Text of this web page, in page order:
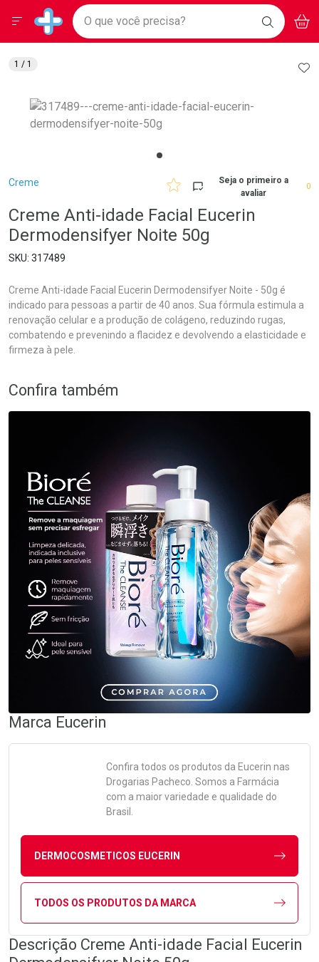
Drogarias Pacheco
Baixe nosso APP e aproveite Ofertas Exclusivas!
BAIXE
O APP
Ir direto para a home
pela página
Ir direto para o conteúdo
Ir direto para a busca
Ir direto para a conta
Ir direto para a notificações
Ir direto para o carrinho
Ir direto para o menu
Faça a sua busca
O que você precisa? BUSCAR
Menu
Breadcrumb
Creme
Seja o primeiro a
avaliar
0
Creme Anti-idade Facial Eucerin
Dermodensifyer Noite 50g
317489
Creme Anti-idade Facial Eucerin Dermodensifyer Noite - 50g é
indicado para pessoas a partir de 40 anos. Sua fórmula estimula a
renovação celular e a produção de colágeno, reduzindo rugas,
combatendo e prevenindo a flacidez e devolvendo a elasticidade e
firmeza à pele.
1 / 1
Confira também
Marca Eucerin
Confira todos os produtos da Eucerin nas
Drogarias Pacheco. Somos a Farmácia
com a maior variedade e qualidade do
Brasil.
DERMOCOSMETICOS EUCERIN
TODOS OS PRODUTOS DA MARCA
Descrição Creme Anti-idade Facial Eucerin